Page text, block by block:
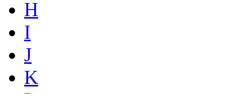
H
I
J
K